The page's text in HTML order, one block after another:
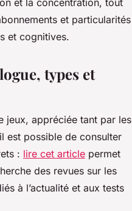
et particularités
et cognitives.
types et
jeux, appréciée tant par les
est possible de consulter
: lire cet article permet
des revues sur les
à l’actualité et aux tests